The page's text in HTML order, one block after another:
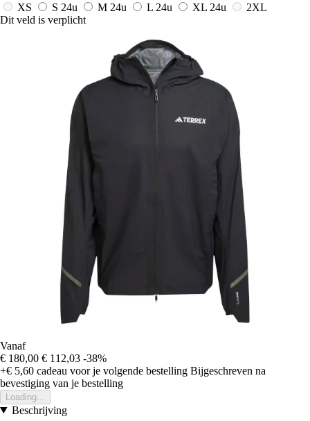
XS
S 24u M 24u L 24u XL 24u
2XL
Dit veld is verplicht
Vanaf
€ 180,00 € 112,03 -38%
+€ 5,60 cadeau voor je volgende bestelling Bijgeschreven na
bevestiging van je bestelling
Loading...
Beschrijving